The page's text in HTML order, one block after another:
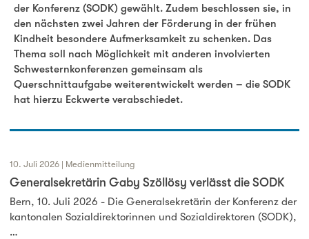
der Konferenz (SODK) gewählt. Zudem beschlossen sie, in
den nächsten zwei Jahren der Förderung in der frühen
Kindheit besondere Aufmerksamkeit zu schenken. Das
Thema soll nach Möglichkeit mit anderen involvierten
Schwesternkonferenzen gemeinsam als
Querschnittaufgabe weiterentwickelt werden – die SODK
hat hierzu Eckwerte verabschiedet.
10. Juli 2026 | Medienmitteilung
Generalsekretärin Gaby Szöllösy verlässt die SODK
Bern, 10. Juli 2026 - Die Generalsekretärin der Konferenz der
kantonalen Sozialdirektorinnen und Sozialdirektoren (SODK),
…